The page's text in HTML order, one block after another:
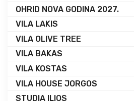
OHRID NOVA GODINA 2027.
VILA LAKIS
VILA OLIVE TREE
VILA BAKAS
VILA KOSTAS
VILA HOUSE JORGOS
STUDIA ILIOS